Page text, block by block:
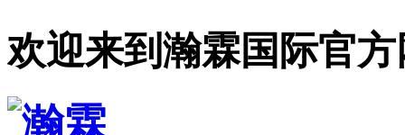
欢迎来到瀚霖国际官